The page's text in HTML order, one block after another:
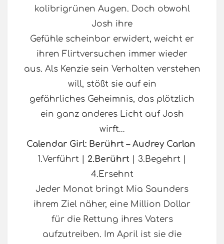
kolibrigrünen Augen. Doch obwohl
Josh ihre
Gefühle scheinbar erwidert, weicht er
ihren Flirtversuchen immer wieder
aus. Als Kenzie sein Verhalten verstehen
will, stößt sie auf ein
gefährliches Geheimnis, das plötzlich
ein ganz anderes Licht auf Josh
wirft…
Calendar Girl: Berührt – Audrey Carlan
1.Verführt | 2.Berührt | 3.Begehrt |
4.Ersehnt
Jeder Monat bringt Mia Saunders
ihrem Ziel näher, eine Million Dollar
für die Rettung ihres Vaters
aufzutreiben. Im April ist sie die